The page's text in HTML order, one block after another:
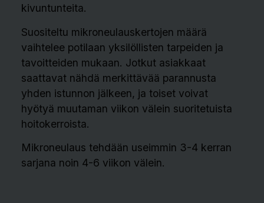
kivuntunteita.
Suositeltu mikroneulauskertojen määrä
vaihtelee potilaan yksilöllisten tarpeiden ja
tavoitteiden mukaan. Jotkut asiakkaat
saattavat nähdä merkittävää parannusta
yhden istunnon jälkeen, ja toiset voivat
hyötyä muutaman viikon välein suoritetuista
hoitokerroista.
Mikroneulaus tehdään useimmin 3-4 kerran
sarjana noin 4-6 viikon välein.